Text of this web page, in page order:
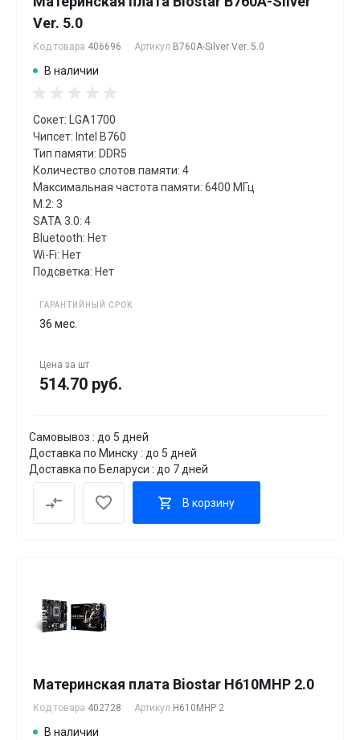
Ver. 5.0
Код товара 406696 Артикул B760A-Silver Ver. 5.0
В наличии
Сокет: LGA1700
Чипсет: Intel B760
Тип памяти: DDR5
Количество слотов памяти: 4
Максимальная частота памяти: 6400 МГц
M.2: 3
SATA 3.0: 4
Bluetooth: Нет
Wi-Fi: Нет
Подсветка: Нет
ГАРАНТИЙНЫЙ СРОК
36 мес.
Цена за шт
514.70 руб.
Самовывоз : до 5 дней
Доставка по Минску : до 5 дней
Доставка по Беларуси : до 7 дней
В корзину
Материнская плата Biostar H610MHP 2.0
Код товара 402728 Артикул H610MHP 2
В наличии